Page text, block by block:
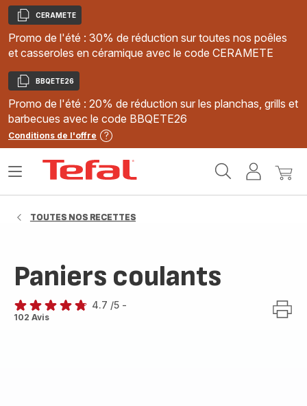
Copier
CERAMETE
Promo de l'été : 30% de réduction sur toutes nos poêles
et casseroles en céramique avec le code CERAMETE
Copier
BBQETE26
Promo de l'été : 20% de réduction sur les planchas, grills et
barbecues avec le code BBQETE26
Conditions de l'offre
MonMon
Ouvrir
TOUTES NOS RECETTES
Paniers coulants
ratings.4.7
4.7 /5 -
102 Avis